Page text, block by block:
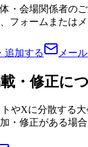
・会場関係者の
フォームまたは
追加する
メー
・修正に
やXに分散する
・修正がある場